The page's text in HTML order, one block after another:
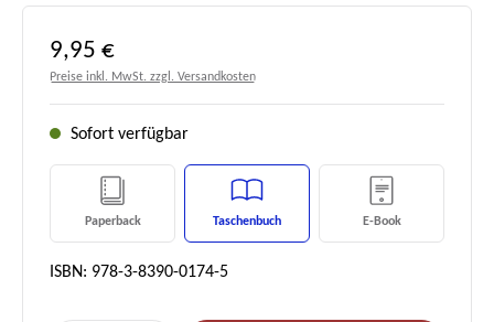
Regulärer Preis:
9,95 €
Preise inkl. MwSt. zzgl. Versandkosten
Sofort verfügbar
Paperback Taschenbuch E-Book
ISBN: 978-3-8390-0174-5